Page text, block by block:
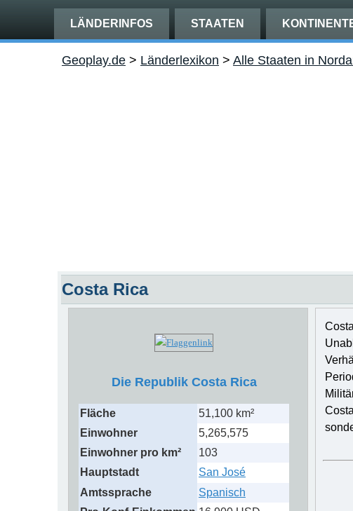
LÄNDERINFOS STAATEN
Geoplay.de > Länderlexikon > Alle Staaten in
Costa Rica
Die Republik Costa Rica
Fläche
51,100 km²
Einwohner
5,265,575
Einwohner pro km²
103
Hauptstadt
San José
Amtssprache
Spanisch